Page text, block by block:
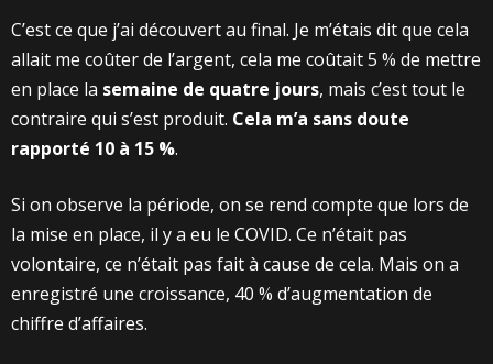
C’est ce que j’ai découvert au final. Je m’étais dit que cela
allait me coûter de l’argent, cela me coûtait 5 % de mettre
en place la semaine de quatre jours, mais c’est tout le
contraire qui s’est produit. Cela m’a sans doute
rapporté 10 à 15 %.
Si on observe la période, on se rend compte que lors de
la mise en place, il y a eu le COVID. Ce n’était pas
volontaire, ce n’était pas fait à cause de cela. Mais on a
enregistré une croissance, 40 % d’augmentation de
chiffre d’affaires.